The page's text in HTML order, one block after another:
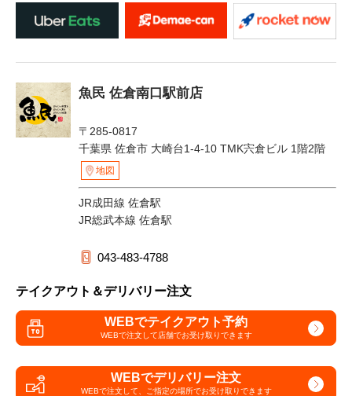
魚民 佐倉南口駅前店
〒285-0817
千葉県 佐倉市 大崎台1-4-10 TMK宍倉ビル 1階2階
地図
JR成田線 佐倉駅
JR総武本線 佐倉駅
043-483-4788
テイクアウト＆デリバリー注文
WEBでテイクアウト予約
WEBで注文して店舗でお受け取りできます
WEBでデリバリー注文
WEBで注文して、 ご指定の場所でお受け取りできます